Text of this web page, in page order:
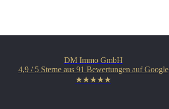
DM Immo GmbH
4,9/ 5Sterne aus 91 Bewertungen auf Google
★★★★★